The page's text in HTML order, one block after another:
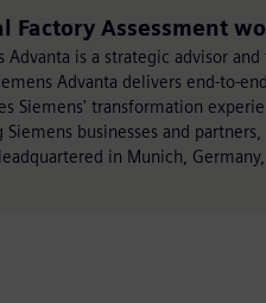
Factory Assessment
Advanta is a strategic advisor
Advanta delivers end-to-
Siemens' transformation
Siemens businesses and
in Munich,